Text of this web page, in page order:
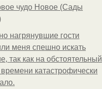
чудо Новое (Сады
нагрянувшие гости
меня спешно искать
так как на обстоятельный
катастрофически